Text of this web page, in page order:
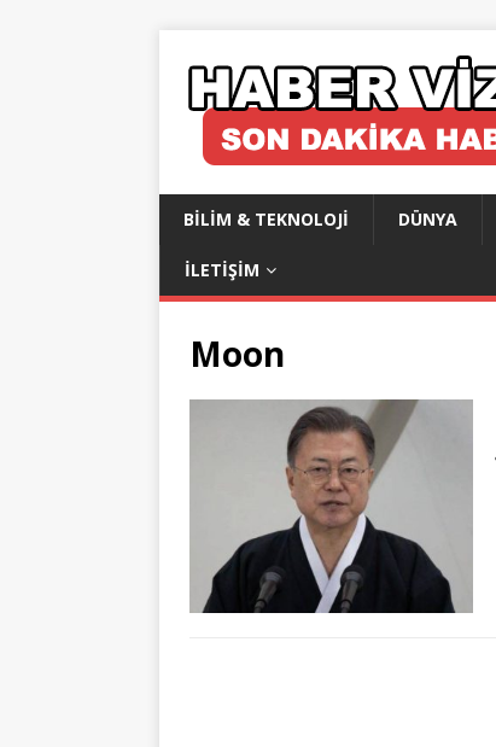
BILIM & TEKNOLOJI DÜNYA
İLETIŞIM
Moon